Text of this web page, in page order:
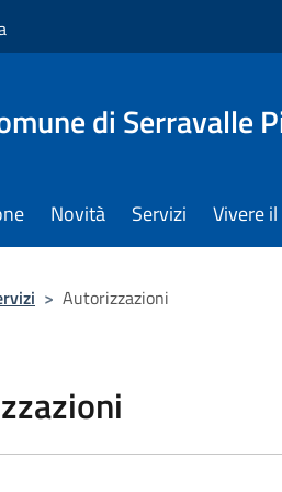
di Serravalle
Novità Servizi Vivere
> Autorizzazioni